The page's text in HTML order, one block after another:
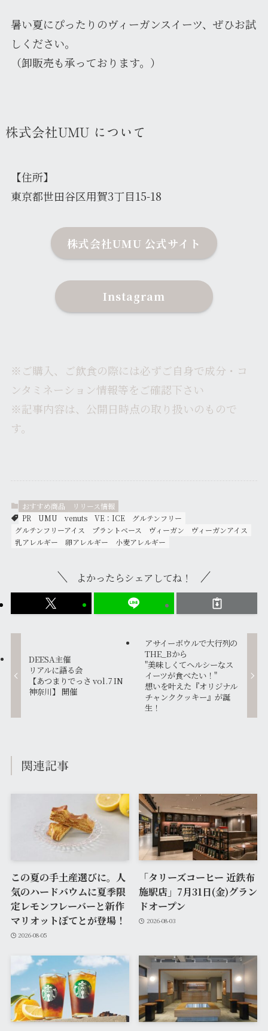
暑い夏にぴったりのヴィーガンスイーツ、ぜひお試
しください。
（卸販売も承っております。）
株式会社UMU について
【住所】
東京都世田谷区用賀3丁目15-18
株式会社UMU 公式サイト
Instagram
※ご購入、ご飲食の際には必ずご自身で成分・コ
ンタミネーション情報等をご確認下さい
※記事内容は、公開日時点の取り扱いのもので
す。
おすすめ商品
リリース情報
PR
UMU venuts VE：ICE
グルテンフリー
グルテンフリーアイス
プラントベース ヴィーガン
ヴィーガンアイス
乳アレルギー
卵アレルギー 小麦アレルギー
よかったらシェアしてね！
DEESA主催
リアルに語る会
【あつまりでっさ vol.7 IN
神奈川】 開催
アサイーボウルで大行列の
THE_Bから
"美味しくてヘルシーなス
イーツが食べたい！"
想いを叶えた『オリジナル
チャンククッキー』が誕
生！
関連記事
この夏の手土産選びに。人
気のハードバウムに夏季限
定レモンフレーバーと新作
マリオットぽてとが登場！
2026-08-05
「タリーズコーヒー 近鉄布
施駅店」7月31日(金)グラン
ドオープン
2026-08-03